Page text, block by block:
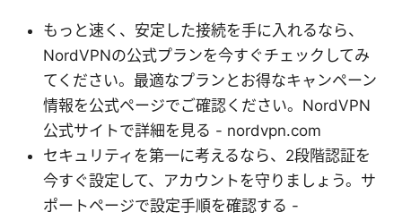
もっと速く、安定した接続を手に入れるなら、
NordVPNの公式プランを今すぐチェックしてみ
てください。最適なプランとお得なキャンペーン
情報を公式ページでご確認ください。NordVPN
公式サイトで詳細を見る - nordvpn.com
セキュリティを第一に考えるなら、2段階認証を
今すぐ設定して、アカウントを守りましょう。サ
ポートページで設定手順を確認する -